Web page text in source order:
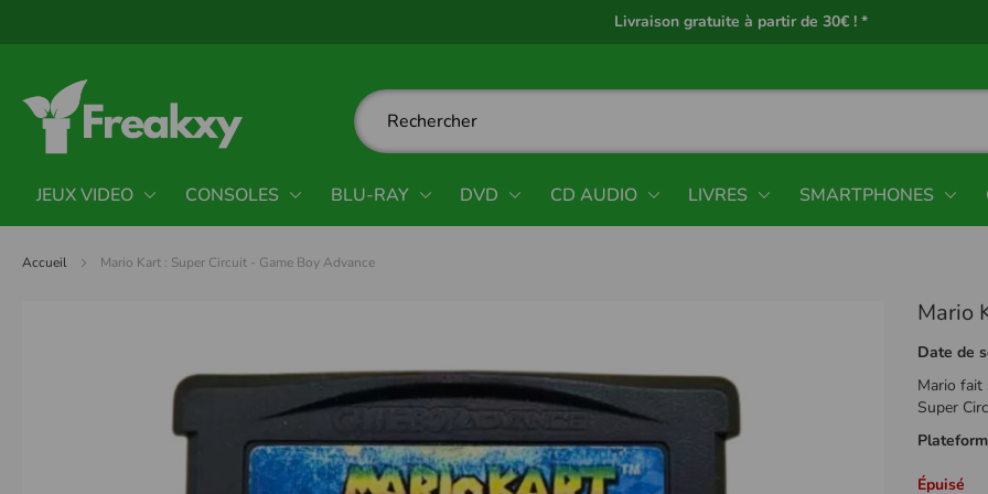
Livraison gratuite à partir de 30€ ! *
JEUX VIDEO CONSOLES BLU-RAY DVD CD AUDIO LIVRES SMARTPHONES
Accueil Mario Kart : Super Circuit - Game Boy Advance
Mario
Date de
Mario fait
Super
Épuisé